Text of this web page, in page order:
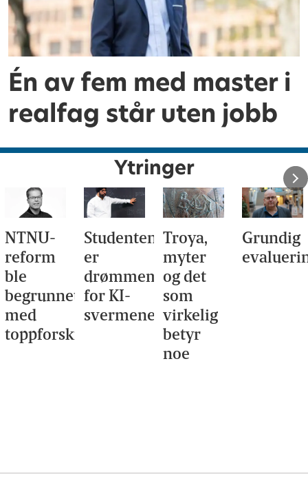
Én av fem med master i
realfag står uten jobb
Ytringer
Studentene
er
drømmemålet
for KI-
svermene
Troya,
myter
og det
som
virkelig
Grundig
evaluering?
Er Mor
Nille en